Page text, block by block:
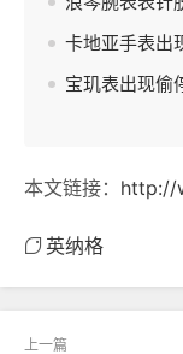
卡地亚手表出
宝玑表出现偷
本文链接： http://
英纳格